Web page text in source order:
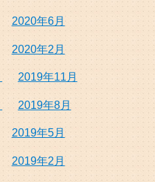
2020年6月
2020年2月
2019年11月
2019年8月
2019年5月
2019年2月